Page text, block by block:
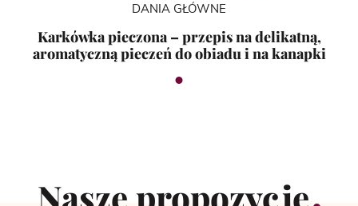
DANIA GŁÓWNE
Karkówka pieczona – przepis na delikatną,
aromatyczną pieczeń do obiadu i na kanapki